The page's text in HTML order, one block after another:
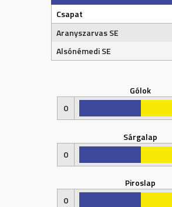
Csapat
Aranyszarvas SE
Alsónémedi SE
Gólok
0
Sárgalap
0
Piroslap
0